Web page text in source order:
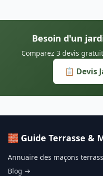
Besoin d'un
Comparez 3 devis
📋 Devis
🧱 Guide Terrasse &
Annuaire des maçons
Blog →